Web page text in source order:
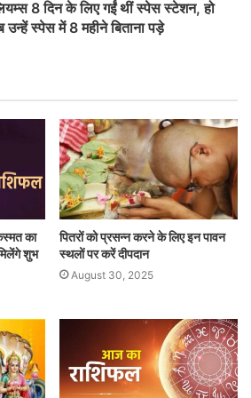
8 दिन के लिए गईं थीं स्पेस स्टेशन, हो
स्पेस में 8 महीने बिताना पड़े
का
शुभ
पितरों को प्रसन्न करने के लिए इन पावन
स्थलों पर करें दीपदान
August 30, 2025